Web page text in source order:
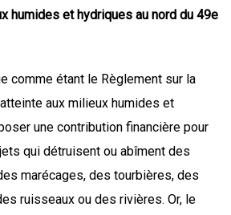
humides et hydriques au nord du 49e
comme étant le Règlement sur la
aux milieux humides et
une contribution financière pour
qui détruisent ou abîment des
marécages, des tourbières, des
ruisseaux ou des rivières. Or, le